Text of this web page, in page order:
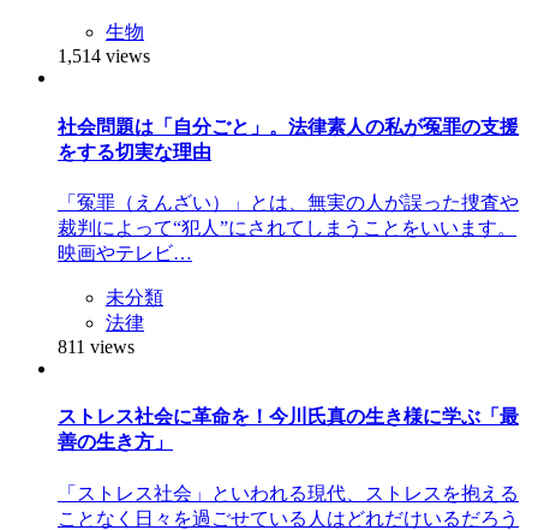
生物
1,514 views
社会問題は「自分ごと」。法律素人の私が冤罪の支援
をする切実な理由
「冤罪（えんざい）」とは、無実の人が誤った捜査や
裁判によって“犯人”にされてしまうことをいいます。
映画やテレビ…
未分類
法律
811 views
ストレス社会に革命を！今川氏真の生き様に学ぶ「最
善の生き方」
「ストレス社会」といわれる現代、ストレスを抱える
ことなく日々を過ごせている人はどれだけいるだろう